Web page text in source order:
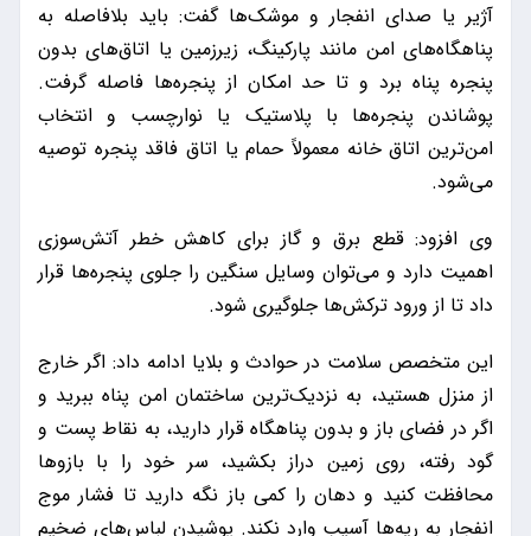
آژیر یا صدای انفجار و موشک‌ها گفت: باید بلافاصله به
پناهگاه‌های امن مانند پارکینگ، زیرزمین یا اتاق‌های بدون
پنجره پناه برد و تا حد امکان از پنجره‌ها فاصله گرفت.
پوشاندن پنجره‌ها با پلاستیک یا نوارچسب و انتخاب
امن‌ترین اتاق خانه معمولاً حمام یا اتاق فاقد پنجره توصیه
می‌شود.
وی افزود: قطع برق و گاز برای کاهش خطر آتش‌سوزی
اهمیت دارد و می‌توان وسایل سنگین را جلوی پنجره‌ها قرار
داد تا از ورود ترکش‌ها جلوگیری شود.
این متخصص سلامت در حوادث و بلایا ادامه داد: اگر خارج
از منزل هستید، به نزدیک‌ترین ساختمان امن پناه ببرید و
اگر در فضای باز و بدون پناهگاه قرار دارید، به نقاط پست و
گود رفته، روی زمین دراز بکشید، سر خود را با بازوها
محافظت کنید و دهان را کمی باز نگه دارید تا فشار موج
انفجار به ریه‌ها آسیب وارد نکند. پوشیدن لباس‌های ضخیم